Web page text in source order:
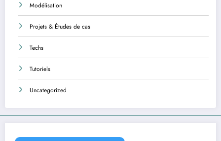
Modélisation
Projets & Études de cas
Techs
Tutoriels
Uncategorized